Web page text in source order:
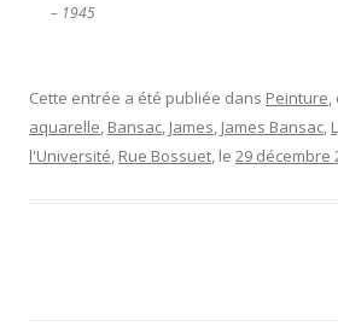
– 1945
Cette entrée a été publiée dans Peinture,
aquarelle, Bansac, James, James Bansac,
l'Université, Rue Bossuet, le 29 décembre